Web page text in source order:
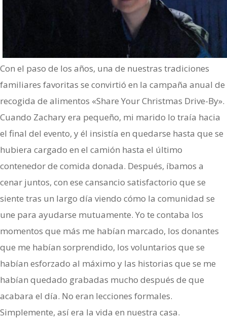
Con el paso de los años, una de nuestras tradiciones
familiares favoritas se convirtió en la campaña anual de
recogida de alimentos «Share Your Christmas Drive-By».
Cuando Zachary era pequeño, mi marido lo traía hacia
el final del evento, y él insistía en quedarse hasta que se
hubiera cargado en el camión hasta el último
contenedor de comida donada. Después, íbamos a
cenar juntos, con ese cansancio satisfactorio que se
siente tras un largo día viendo cómo la comunidad se
une para ayudarse mutuamente. Yo te contaba los
momentos que más me habían marcado, los donantes
que me habían sorprendido, los voluntarios que se
habían esforzado al máximo y las historias que se me
habían quedado grabadas mucho después de que
acabara el día. No eran lecciones formales.
Simplemente, así era la vida en nuestra casa.